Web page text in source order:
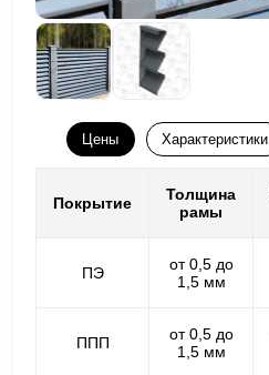
Цены Характеристики
Покрытие
Толщина
рамы
ПЭ
от 0,5 до
1,5 мм
ППП
от 0,5 до
1,5 мм